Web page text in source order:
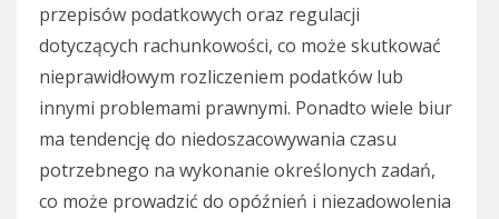
przepisów podatkowych oraz regulacji
dotyczących rachunkowości, co może skutkować
nieprawidłowym rozliczeniem podatków lub
innymi problemami prawnymi. Ponadto wiele biur
ma tendencję do niedoszacowywania czasu
potrzebnego na wykonanie określonych zadań,
co może prowadzić do opóźnień i niezadowolenia